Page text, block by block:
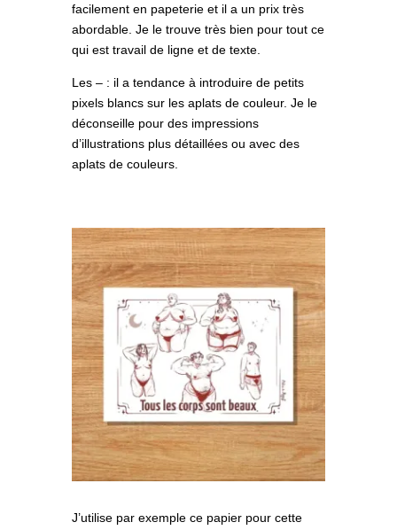
facilement en papeterie et il a un prix très
abordable. Je le trouve très bien pour tout ce
qui est travail de ligne et de texte.
Les – : il a tendance à introduire de petits
pixels blancs sur les aplats de couleur. Je le
déconseille pour des impressions
d’illustrations plus détaillées ou avec des
aplats de couleurs.
J’utilise par exemple ce papier pour cette